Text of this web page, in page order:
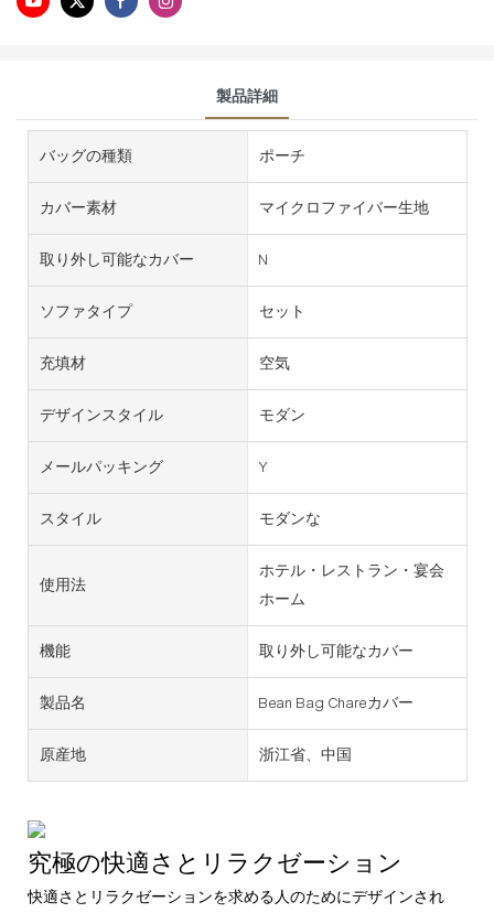
製品詳細
バッグの種類 ポーチ
カバー素材 マイクロファイバー生地
取り外し可能なカバー N
ソファタイプ セット
充填材 空気
デザインスタイル モダン
メールパッキング Y
スタイル モダンな
使用法
ホテル・レストラン・宴会
ホーム
機能 取り外し可能なカバー
製品名 Bean Bag Chareカバー
原産地 浙江省、中国
究極の快適さとリラクゼーション
快適さとリラクゼーションを求める人のためにデザインされ